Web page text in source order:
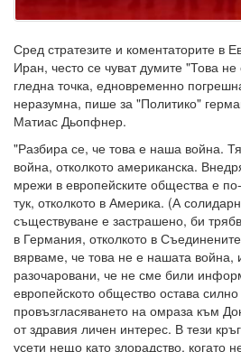
Сред стратезите и коментаторите в
Иран, често се чуват думите "Това
гледна точка, едновременно
неразумна, пише за "Политико"
Матиас Дьопфнер.
"Разбира се, че това е наша война.
война, отколкото американска.
мрежи в европейските общества е
тук, отколкото в Америка. (А
съществуване е застрашено, би
в Германия, отколкото в
вярваме, че това не е нашата
разочаровани, че не сме били
европейското общество остава
провъзгласяването на омраза към
от здравия личен интерес. В тези
усети нещо като злорадство, когато